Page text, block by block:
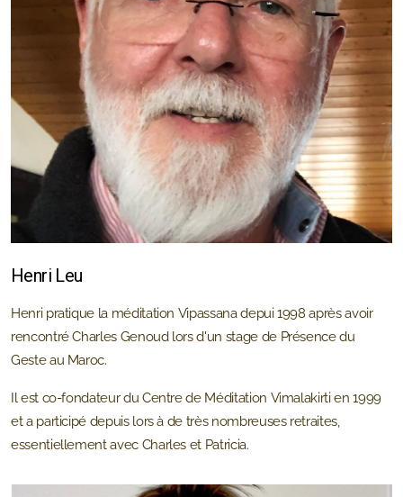
Henri Leu
Henri pratique la méditation Vipassana depui 1998 après avoir
rencontré Charles Genoud lors d'un stage de Présence du
Geste au Maroc.
Il est co-fondateur du Centre de Méditation Vimalakirti en 1999
et a participé depuis lors à de très nombreuses retraites,
essentiellement avec Charles et Patricia.